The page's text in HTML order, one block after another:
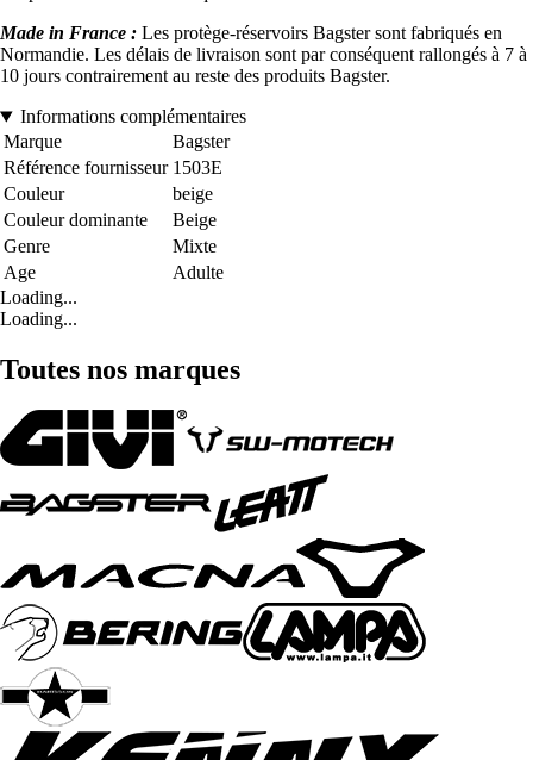
Made in France : Les protège-réservoirs Bagster sont fabriqués en
Normandie. Les délais de livraison sont par conséquent rallongés à 7 à
10 jours contrairement au reste des produits Bagster.
Informations complémentaires
Marque
Bagster
Référence fournisseur 1503E
Couleur
beige
Couleur dominante
Beige
Genre
Mixte
Age
Adulte
Loading...
Loading...
Toutes nos marques